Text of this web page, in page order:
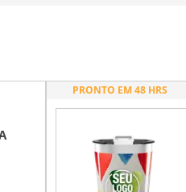
PRONTO EM 48 HRS